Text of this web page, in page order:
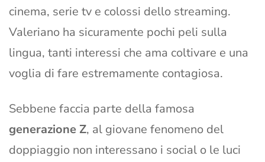
cinema, serie tv e colossi dello streaming.
Valeriano ha sicuramente pochi peli sulla
lingua, tanti interessi che ama coltivare e una
voglia di fare estremamente contagiosa.
Sebbene faccia parte della famosa
generazione Z, al giovane fenomeno del
doppiaggio non interessano i social o le luci